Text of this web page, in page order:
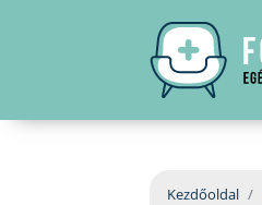
Kezdőoldal